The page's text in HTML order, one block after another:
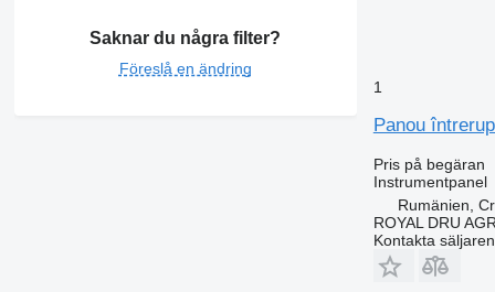
Saknar du några filter?
Föreslå en ändring
1
Panou
Pris på begäran
Instrumentpanel
Rumänien,
ROYAL DRU
Kontakta säljaren